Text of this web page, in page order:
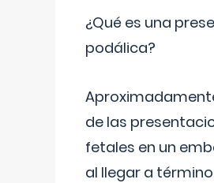
¿Qué es una
podálica?
de las
fetales en un
al llegar a